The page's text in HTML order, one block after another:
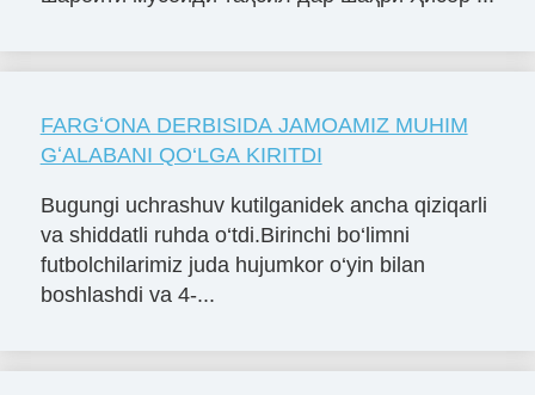
FARGʻONA DERBISIDA JAMOAMIZ MUHIM
GʻALABANI QO‘LGA KIRITDI
Bugungi uchrashuv kutilganidek ancha qiziqarli
va shiddatli ruhda o‘tdi.Birinchi bo‘limni
futbolchilarimiz juda hujumkor o‘yin bilan
boshlashdi va 4-...